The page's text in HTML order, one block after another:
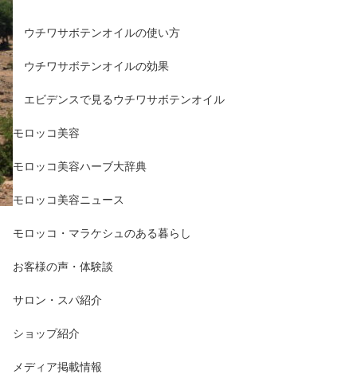
ウチワサボテンオイルの使い方
ウチワサボテンオイルの効果
エビデンスで見るウチワサボテンオイル
モロッコ美容
モロッコ美容ハーブ大辞典
モロッコ美容ニュース
モロッコ・マラケシュのある暮らし
お客様の声・体験談
サロン・スパ紹介
ショップ紹介
メディア掲載情報